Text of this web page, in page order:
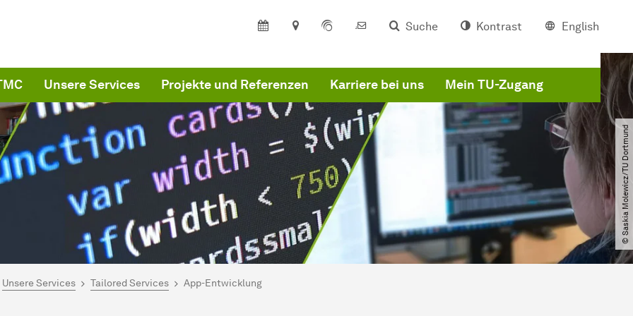
Suche Kontrast English
Unsere Services Projekte und Referenzen Karriere bei uns Mein TU-Zugang
© Saskia Molewicz​/​TU Dortmund
hier:
Unsere Services Tailored Services App-Entwicklung